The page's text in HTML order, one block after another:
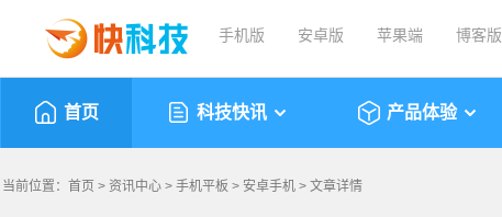
手机版 安卓版 苹果端 博客版
首页 科技快讯 产品体验
当前位置： 首页 > 资讯中心 > 手机平板 > 安卓手机 > 文章详情